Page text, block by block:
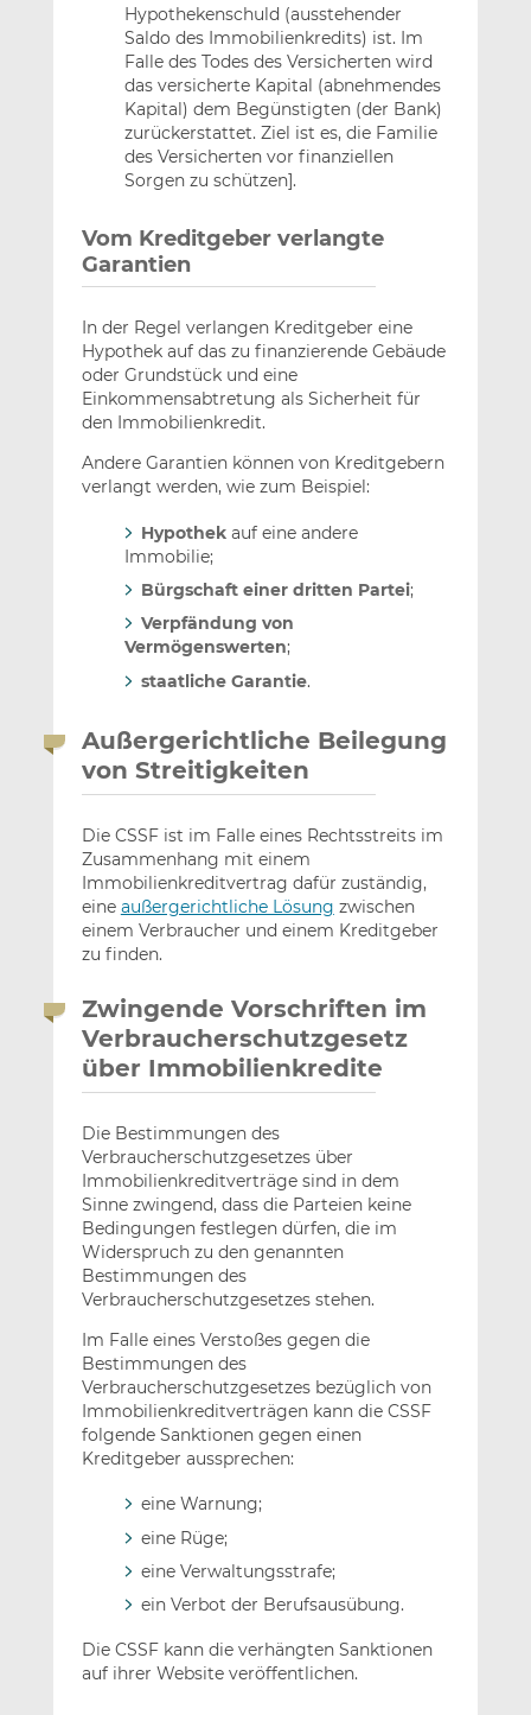
Hypothekenschuld (ausstehender
Saldo des Immobilienkredits) ist. Im
Falle des Todes des Versicherten wird
das versicherte Kapital (abnehmendes
Kapital) dem Begünstigten (der Bank)
zurückerstattet. Ziel ist es, die Familie
des Versicherten vor finanziellen
Sorgen zu schützen].
Vom Kreditgeber verlangte
Garantien
In der Regel verlangen Kreditgeber eine
Hypothek auf das zu finanzierende Gebäude
oder Grundstück und eine
Einkommensabtretung als Sicherheit für
den Immobilienkredit.
Andere Garantien können von Kreditgebern
verlangt werden, wie zum Beispiel:
Hypothekauf eine andere
Immobilie;
Bürgschaft einer dritten Partei;
Verpfändung von
Vermögenswerten;
staatliche Garantie.
Außergerichtliche Beilegung
von Streitigkeiten
Die CSSF ist im Falle eines Rechtsstreits im
Zusammenhang mit einem
Immobilienkreditvertrag dafür zuständig,
eine außergerichtliche Lösung zwischen
einem Verbraucher und einem Kreditgeber
zu finden.
Zwingende Vorschriften im
Verbraucherschutzgesetz
über Immobilienkredite
Die Bestimmungen des
Verbraucherschutzgesetzes über
Immobilienkreditverträge sind in dem
Sinne zwingend, dass die Parteien keine
Bedingungen festlegen dürfen, die im
Widerspruch zu den genannten
Bestimmungen des
Verbraucherschutzgesetzes stehen.
Im Falle eines Verstoßes gegen die
Bestimmungen des
Verbraucherschutzgesetzes bezüglich von
Immobilienkreditverträgen kann die CSSF
folgende Sanktionen gegen einen
Kreditgeber aussprechen:
eine Warnung;
eine Rüge;
eine Verwaltungsstrafe;
ein Verbot der Berufsausübung.
Die CSSF kann die verhängten Sanktionen
auf ihrer Website veröffentlichen.